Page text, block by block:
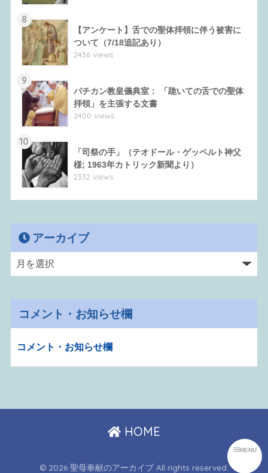
8
【アンケート】舌での聖体拝領に伴う被害に
ついて（7/18追記あり）
2436 views
9
バチカン教皇儀典室： 「跪いての舌での聖体
拝領」を主張する文書
2400 views
10
「司祭の手」（テオドール・ゲッペルト神父
様; 1963年カトリック新聞より）
2332 views
アーカイブ
コメント・お知らせ欄
コメント・お知らせ欄
HOME
© 2026 聖母奉献のアーカイブ All rights reserved.
MENU